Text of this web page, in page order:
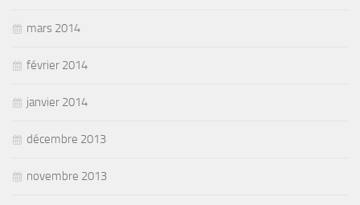
mars 2014
février 2014
janvier 2014
décembre 2013
novembre 2013